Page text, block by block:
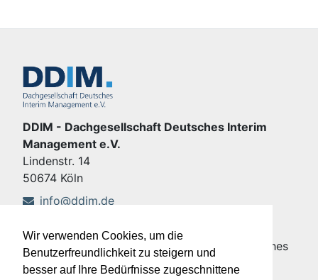
Wir verwenden Cookies, um die
Benutzerfreundlichkeit zu steigern und
besser auf Ihre Bedürfnisse zugeschnittene
DDIM - Dachgesellschaft Deutsches Interim
Management e.V.
Lindenstr. 14
50674 Köln
info@ddim.de
Copyright © DDIM - Dachgesellschaft Deutsches
Interim Management e.V.